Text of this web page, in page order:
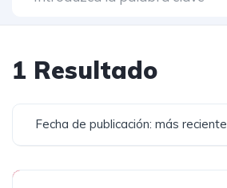
1 Resultado
Fecha de publicación: más reciente